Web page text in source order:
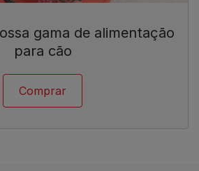
gama de alimentação
para cão
Comprar